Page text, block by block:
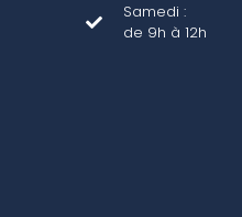
Samedi :
de 9h à 12h